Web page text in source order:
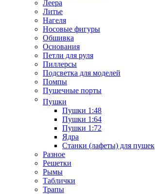
Леера
Литье
Нагеля
Носовые фигуры
Обшивка
Основания
Петли для руля
Пиллерсы
Подсветка для моделей
Помпы
Пушечные порты
Пушки
Пушки 1:48
Пушки 1:64
Пушки 1:72
Ядра
Станки (лафеты) для пушек
Разное
Решетки
Рымы
Таблички
Трапы